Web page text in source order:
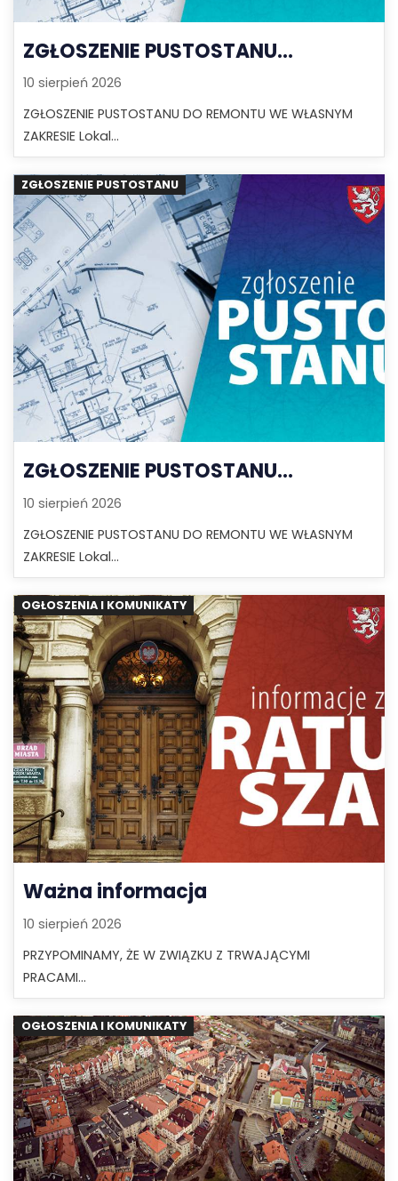
ZGŁOSZENIE PUSTOSTANU...
10 sierpień 2026
ZGŁOSZENIE PUSTOSTANU DO REMONTU WE WŁASNYM
ZAKRESIE Lokal...
ZGŁOSZENIE PUSTOSTANU
ZGŁOSZENIE PUSTOSTANU...
10 sierpień 2026
ZGŁOSZENIE PUSTOSTANU DO REMONTU WE WŁASNYM
ZAKRESIE Lokal...
OGŁOSZENIA I KOMUNIKATY
Ważna informacja
10 sierpień 2026
PRZYPOMINAMY, ŻE W ZWIĄZKU Z TRWAJĄCYMI
PRACAMI...
OGŁOSZENIA I KOMUNIKATY